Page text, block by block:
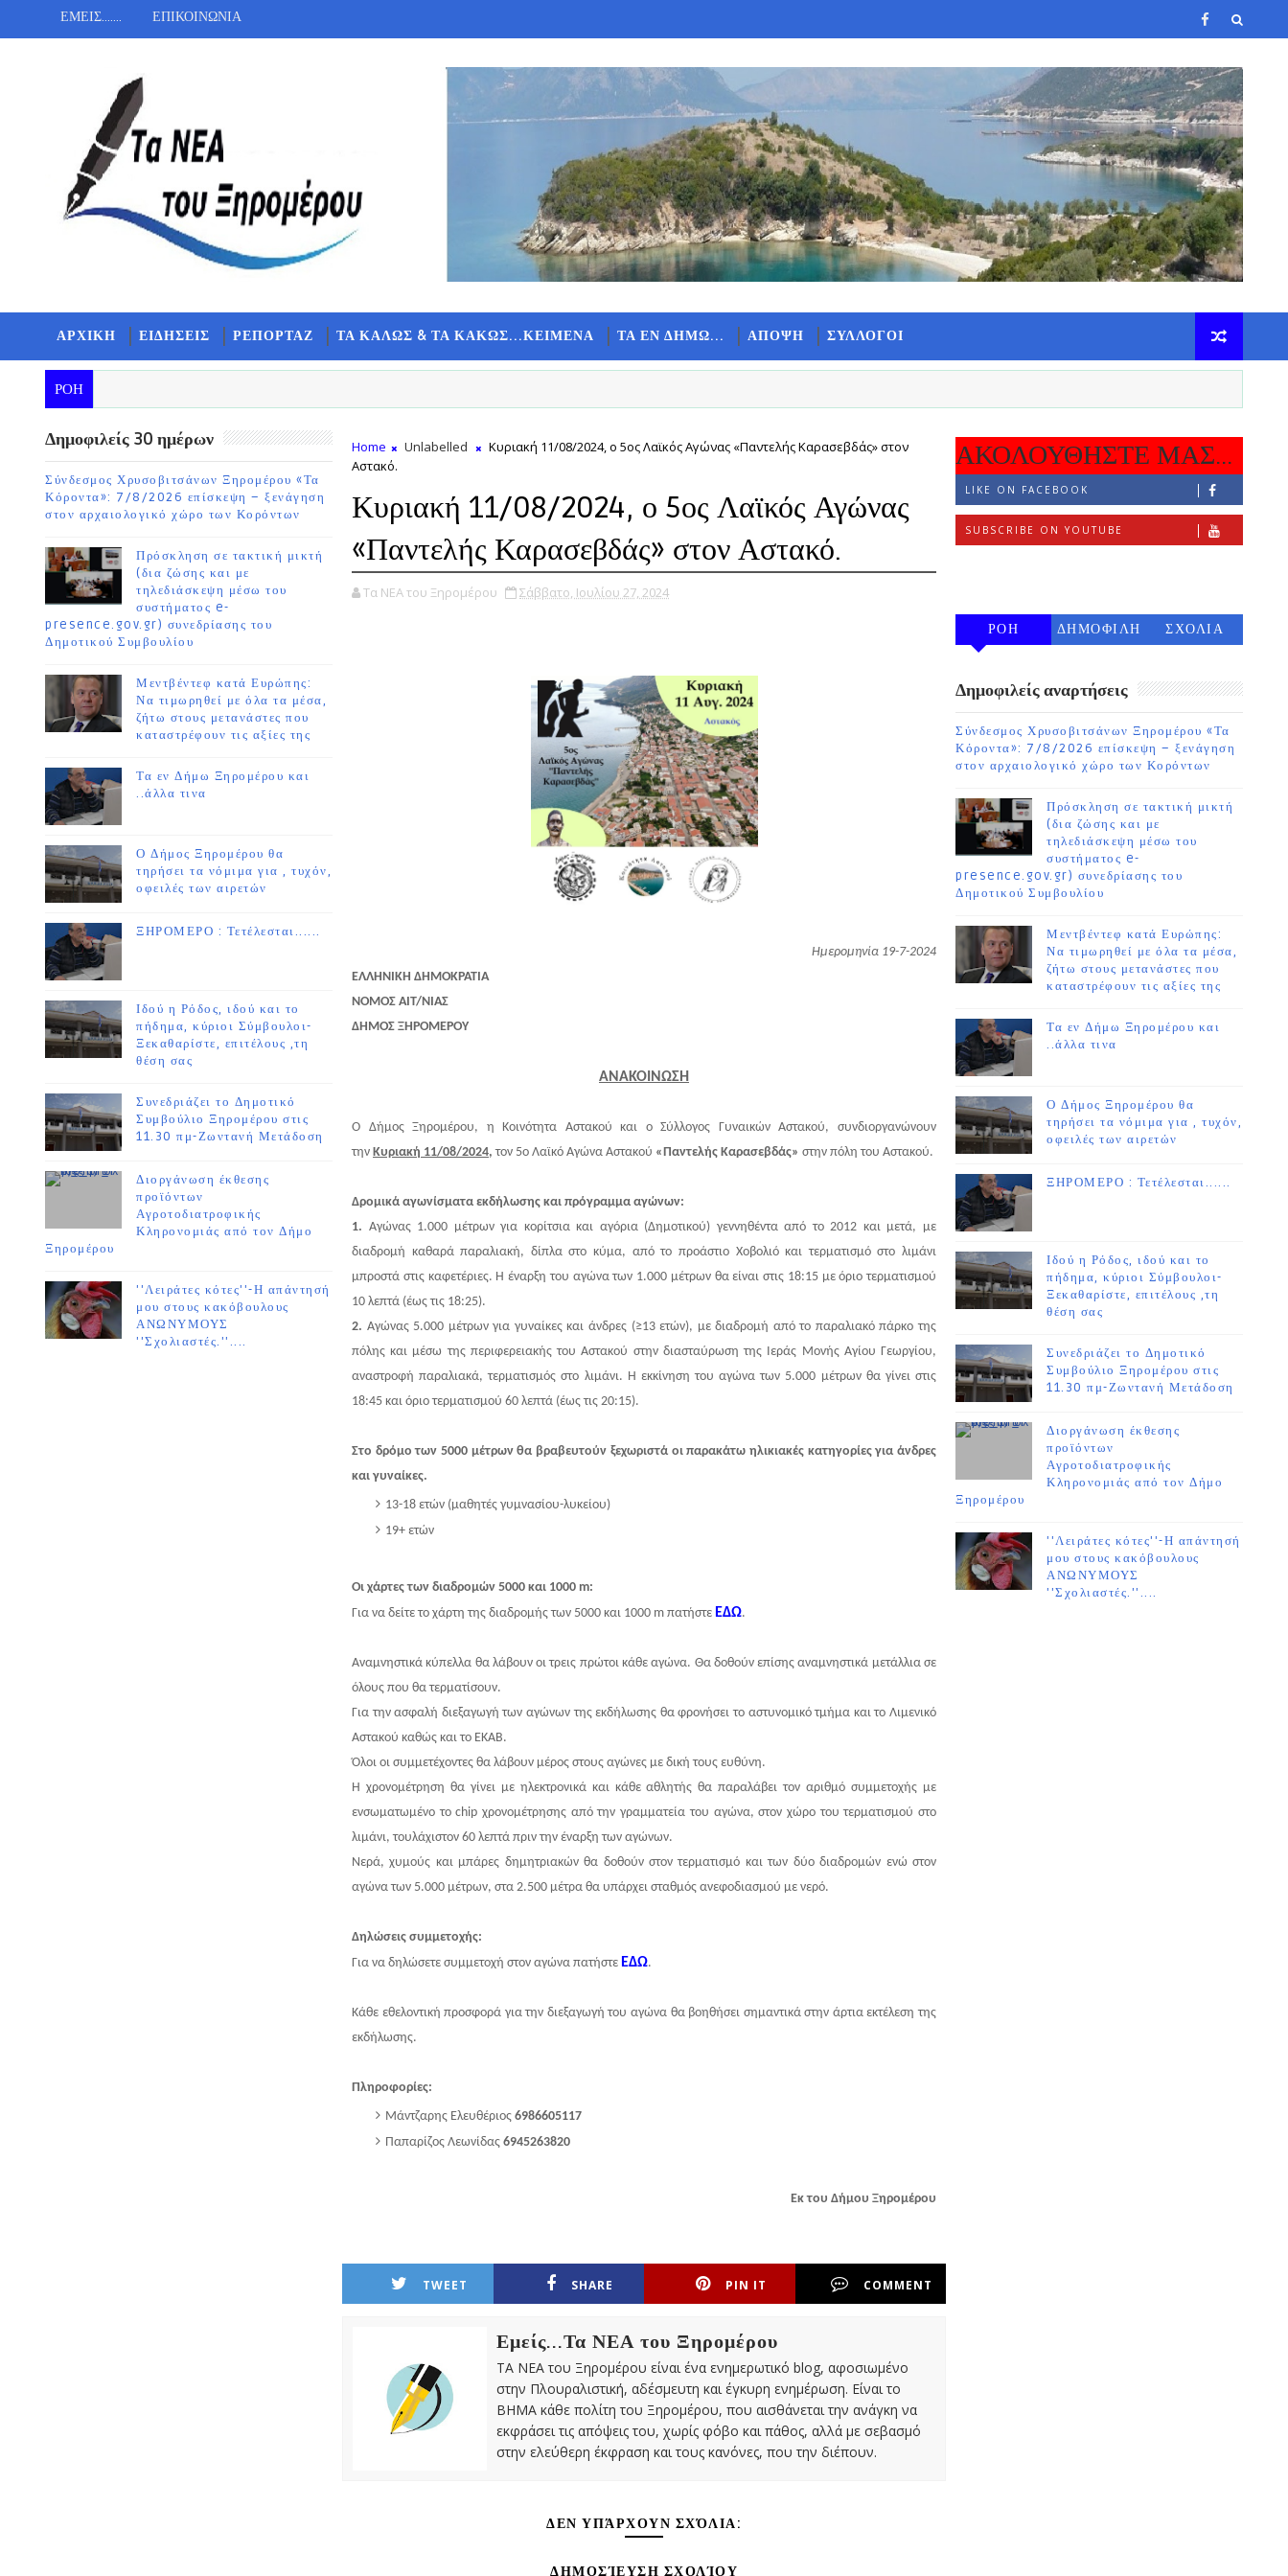
ΕΜΕΙΣ....... ΕΠΙΚΟΙΝΩΝΙΑ
ΑΡΧΙΚΗ ΕΙΔΗΣΕΙΣ ΡΕΠΟΡΤΑΖ ΤΑ ΚΑΛΩΣ & ΤΑ ΚΑΚΩΣ...ΚΕΙΜΕΝΑ ΤΑ ΕΝ ΔΗΜΩ... ΑΠΟΨΗ ΣΥΛΛΟΓΟΙ
ΡΟΗ
Δημοφιλείς 30 ημέρων
Σύνδεσμος Χρυσοβιτσάνων Ξηρομέρου «Τα
Κόροντα»: 7/8/2026 επίσκεψη – ξενάγηση
στον αρχαιολογικό χώρο των Κορόντων
Πρόσκληση σε τακτική μικτή
(δια ζώσης και με
τηλεδιάσκεψη μέσω του
συστήματος e-
presence.gov.gr) συνεδρίασης του
Δημοτικού Συμβουλίου
Μεντβέντεφ κατά Ευρώπης:
Να τιμωρηθεί με όλα τα μέσα,
ζήτω στους μετανάστες που
καταστρέφουν τις αξίες της
Τα εν Δήμω Ξηρομέρου και
..άλλα τινα
Ο Δήμος Ξηρομέρου θα
τηρήσει τα νόμιμα για , τυχόν,
οφειλές των αιρετών
ΞΗΡΟΜΕΡΟ : Τετέλεσται......
Ιδού η Ρόδος, ιδού και το
πήδημα, κύριοι Σύμβουλοι-
Ξεκαθαρίστε, επιτέλους ,τη
θέση σας
Συνεδριάζει το Δημοτικό
Συμβούλιο Ξηρομέρου στις
11.30 πμ-Ζωντανή Μετάδοση
Διοργάνωση έκθεσης
προϊόντων
Αγροτοδιατροφικής
Κληρονομιάς από τον Δήμο
Ξηρομέρου
''Λειράτες κότες''-Η απάντησή
μου στους κακόβουλους
ΑΝΩΝΥΜΟΥΣ
''Σχολιαστές.''....
Home Unlabelled
Κυριακή 11/08/2024, ο 5ος Λαϊκός Αγώνας «Παντελής Καρασεβδάς» στον
Αστακό.
Κυριακή 11/08/2024, ο 5ος Λαϊκός Αγώνας
«Παντελής Καρασεβδάς» στον Αστακό.
Τα ΝΕΑ του Ξηρομέρου Σάββατο, Ιουλίου 27, 2024
Ημερομηνία 19-7-2024
ΕΛΛΗΝΙΚΗ ΔΗΜΟΚΡΑΤΙΑ
ΝΟΜΟΣ ΑΙΤ/ΝΙΑΣ
ΔΗΜΟΣ ΞΗΡΟΜΕΡΟΥ
ΑΝΑΚΟΙΝΩΣΗ
Ο Δήμος Ξηρομέρου, η Κοινότητα Αστακού και ο Σύλλογος Γυναικών Αστακού, συνδιοργανώνουν
την Κυριακή 11/08/2024, τον 5ο Λαϊκό Αγώνα Αστακού «Παντελής Καρασεβδάς» στην πόλη του Αστακού.
Δρομικά αγωνίσματα εκδήλωσης και πρόγραμμα αγώνων:
1. Αγώνας 1.000 μέτρων για κορίτσια και αγόρια (Δημοτικού) γεννηθέντα από το 2012 και μετά, με
διαδρομή καθαρά παραλιακή, δίπλα στο κύμα, από το προάστιο Χοβολιό και τερματισμό στο λιμάνι
μπροστά στις καφετέριες. Η έναρξη του αγώνα των 1.000 μέτρων θα είναι στις 18:15 με όριο τερματισμού
10 λεπτά (έως τις 18:25).
2. Αγώνας 5.000 μέτρων για γυναίκες και άνδρες (≥13 ετών), με διαδρομή από το παραλιακό πάρκο της
πόλης και μέσω της περιφερειακής του Αστακού στην διασταύρωση της Ιεράς Μονής Αγίου Γεωργίου,
αναστροφή παραλιακά, τερματισμός στο λιμάνι. Η εκκίνηση του αγώνα των 5.000 μέτρων θα γίνει στις
18:45 και όριο τερματισμού 60 λεπτά (έως τις 20:15).
Στο δρόμο των 5000 μέτρων θα βραβευτούν ξεχωριστά οι παρακάτω ηλικιακές κατηγορίες για άνδρες
και γυναίκες.
13-18 ετών (μαθητές γυμνασίου-λυκείου)
19+ ετών
Οι χάρτες των διαδρομών 5000 και 1000 m:
Για να δείτε το χάρτη της διαδρομής των 5000 και 1000 m πατήστε ΕΔΩ.
Αναμνηστικά κύπελλα θα λάβουν οι τρεις πρώτοι κάθε αγώνα. Θα δοθούν επίσης αναμνηστικά μετάλλια σε
όλους που θα τερματίσουν.
Για την ασφαλή διεξαγωγή των αγώνων της εκδήλωσης θα φρονήσει το αστυνομικό τμήμα και το Λιμενικό
Αστακού καθώς και το ΕΚΑΒ.
Όλοι οι συμμετέχοντες θα λάβουν μέρος στους αγώνες με δική τους ευθύνη.
Η χρονομέτρηση θα γίνει με ηλεκτρονικά και κάθε αθλητής θα παραλάβει τον αριθμό συμμετοχής με
ενσωματωμένο το chip χρονομέτρησης από την γραμματεία του αγώνα, στον χώρο του τερματισμού στο
λιμάνι, τουλάχιστον 60 λεπτά πριν την έναρξη των αγώνων.
Νερά, χυμούς και μπάρες δημητριακών θα δοθούν στον τερματισμό και των δύο διαδρομών ενώ στον
αγώνα των 5.000 μέτρων, στα 2.500 μέτρα θα υπάρχει σταθμός ανεφοδιασμού με νερό.
Δηλώσεις συμμετοχής:
Για να δηλώσετε συμμετοχή στον αγώνα πατήστε ΕΔΩ.
Κάθε εθελοντική προσφορά για την διεξαγωγή του αγώνα θα βοηθήσει σημαντικά στην άρτια εκτέλεση της
εκδήλωσης.
Πληροφορίες:
Μάντζαρης Ελευθέριος 6986605117
Παπαρίζος Λεωνίδας 6945263820
Εκ του Δήμου Ξηρομέρου
TWEET SHARE PIN IT COMMENT
Εμείς...Τα ΝΕΑ του Ξηρομέρου
ΤΑ ΝΕΑ του Ξηρομέρου είναι ένα ενημερωτικό blog, αφοσιωμένο
στην Πλουραλιστική, αδέσμευτη και έγκυρη ενημέρωση. Είναι το
ΒΗΜΑ κάθε πολίτη του Ξηρομέρου, που αισθάνεται την ανάγκη να
εκφράσει τις απόψεις του, χωρίς φόβο και πάθος, αλλά με σεβασμό
στην ελεύθερη έκφραση και τους κανόνες, που την διέπουν.
ΔΕΝ ΥΠΆΡΧΟΥΝ ΣΧΌΛΙΑ:
ΔΗΜΟΣΊΕΥΣΗ ΣΧΟΛΊΟΥ
ΑΚΟΛΟΥΘΗΣΤΕ ΜΑΣ...
LIKE ON FACEBOOK
SUBSCRIBE ON YOUTUBE
ΡΟΗ
ΔΗΜΟΦΙΛΗ
ΣΧΟΛΙΑ
Δημοφιλείς αναρτήσεις
Σύνδεσμος Χρυσοβιτσάνων Ξηρομέρου «Τα
Κόροντα»: 7/8/2026 επίσκεψη – ξενάγηση
στον αρχαιολογικό χώρο των Κορόντων
Πρόσκληση σε τακτική μικτή
(δια ζώσης και με
τηλεδιάσκεψη μέσω του
συστήματος e-
presence.gov.gr) συνεδρίασης του
Δημοτικού Συμβουλίου
Μεντβέντεφ κατά Ευρώπης:
Να τιμωρηθεί με όλα τα μέσα,
ζήτω στους μετανάστες που
καταστρέφουν τις αξίες της
Τα εν Δήμω Ξηρομέρου και
..άλλα τινα
Ο Δήμος Ξηρομέρου θα
τηρήσει τα νόμιμα για , τυχόν,
οφειλές των αιρετών
ΞΗΡΟΜΕΡΟ : Τετέλεσται......
Ιδού η Ρόδος, ιδού και το
πήδημα, κύριοι Σύμβουλοι-
Ξεκαθαρίστε, επιτέλους ,τη
θέση σας
Συνεδριάζει το Δημοτικό
Συμβούλιο Ξηρομέρου στις
11.30 πμ-Ζωντανή Μετάδοση
Διοργάνωση έκθεσης
προϊόντων
Αγροτοδιατροφικής
Κληρονομιάς από τον Δήμο
Ξηρομέρου
''Λειράτες κότες''-Η απάντησή
μου στους κακόβουλους
ΑΝΩΝΥΜΟΥΣ
''Σχολιαστές.''....